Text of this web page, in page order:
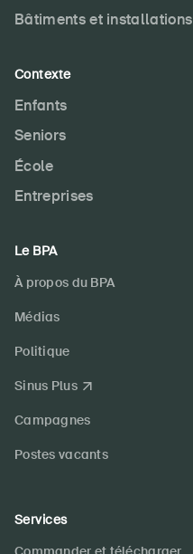
Bâtiments et installations
Contexte
Enfants
Seniors
École
Entreprises
Le BPA
À propos du BPA
Médias
Politique
Sinus Plus
Campagnes
Postes vacants
Services